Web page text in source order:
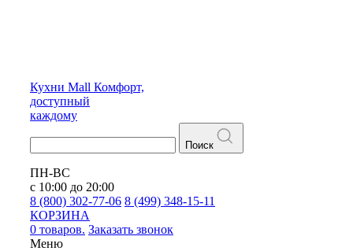
Кухни Mall Комфорт,
доступный
каждому
Поиск
ПН-ВС
с 10:00 до 20:00
8 (800) 302-77-06 8 (499) 348-15-11
КОРЗИНА
0 товаров. Заказать звонок
Меню